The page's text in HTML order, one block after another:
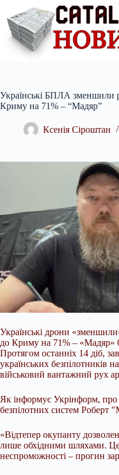
вмісту
Українські БПЛА зменшили
Криму на 71% – “Мадяр”
Ксенія Сіроштан
Українські дрони
до Криму на 71% – «Мадяр»
Протягом останніх 14 діб,
українських безпілотників
військовий вантажний рух
Як інформує Укрінформ,
безпілотних систем Роберт
«Відтепер окупанту
лише обхідними шляхами.
неспроможності – прогин